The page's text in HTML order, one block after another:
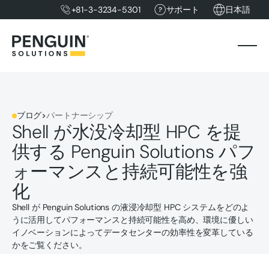
+81-3-3234-5301 サポート 日本語
ブログ>パートナーシップ
Shell が水没冷却型 HPC を提
供する Penguin Solutions パフ
ォーマンスと持続可能性を強
化
Shell が Penguin Solutions の液浸冷却型 HPC システムをどのよ
うに活用してパフォーマンスと持続可能性を高め、環境に優しい
イノベーションによってデータセンターの効率性を変革している
かをご覧ください。